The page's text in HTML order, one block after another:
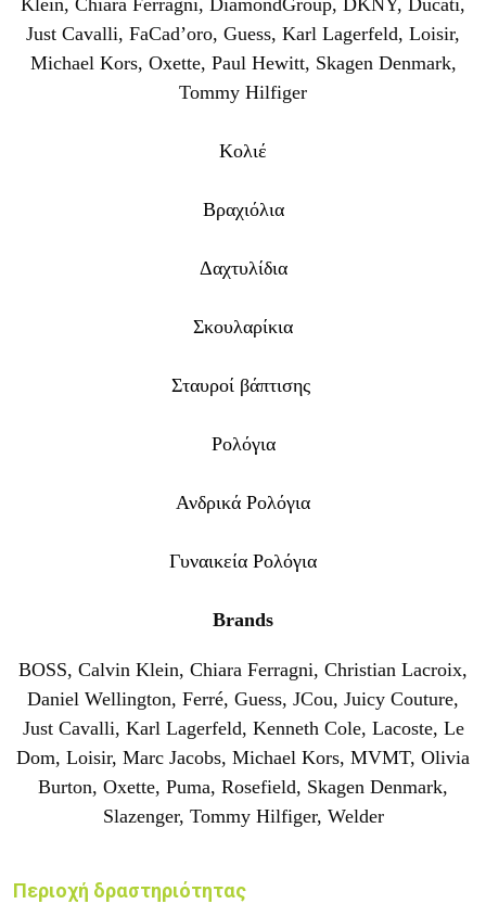
Klein, Chiara Ferragni, DiamondGroup, DKNY, Ducati,
Just Cavalli, FaCad’oro, Guess, Karl Lagerfeld, Loisir,
Michael Kors, Oxette, Paul Hewitt, Skagen Denmark,
Tommy Hilfiger
Κολιέ
Βραχιόλια
Δαχτυλίδια
Σκουλαρίκια
Σταυροί βάπτισης
Ρολόγια
Ανδρικά Ρολόγια
Γυναικεία Ρολόγια
Brands
BOSS, Calvin Klein, Chiara Ferragni, Christian Lacroix,
Daniel Wellington, Ferré, Guess, JCou, Juicy Couture,
Just Cavalli, Karl Lagerfeld, Kenneth Cole, Lacoste, Le
Dom, Loisir, Marc Jacobs, Michael Kors, MVMT, Olivia
Burton, Oxette, Puma, Rosefield, Skagen Denmark,
Slazenger, Tommy Hilfiger, Welder
Περιοχή δραστηριότητας